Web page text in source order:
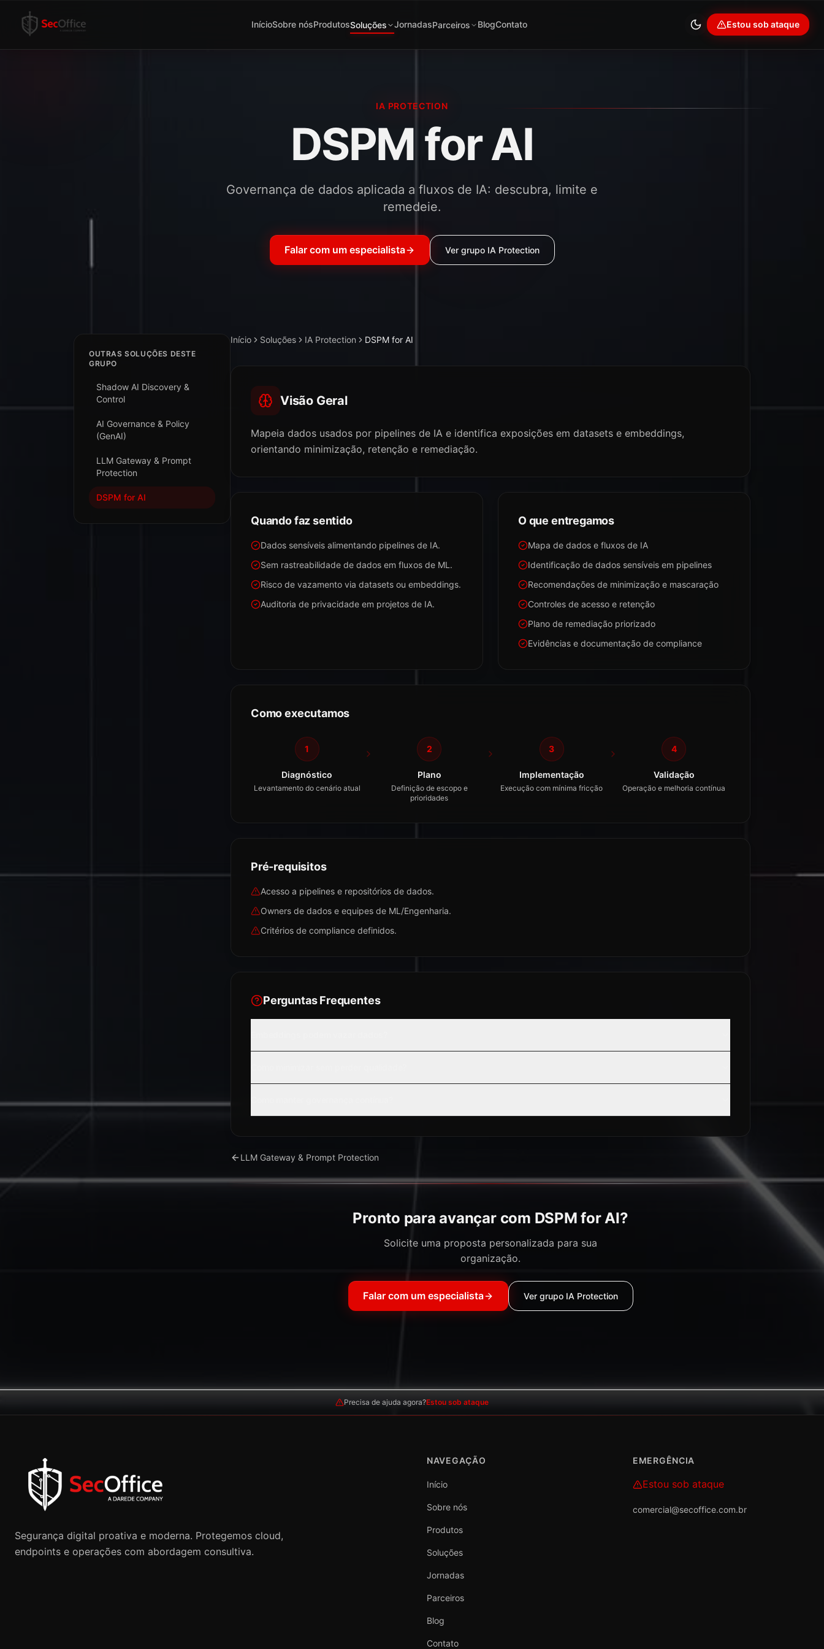
InícioSobre nósProdutosSoluções JornadasParceiros BlogContato Estou sob ataque
IA PROTECTION
DSPM for AI
Governança de dados aplicada a fluxos de IA: descubra, limite e
remedeie.
Falar com um especialista Ver grupo IA Protection
OUTRAS SOLUÇÕES DESTE
GRUPO
Shadow AI Discovery &
Control
AI Governance & Policy
(GenAI)
LLM Gateway & Prompt
Protection
DSPM for AI
Início Soluções IA Protection DSPM for AI
Visão Geral
Mapeia dados usados por pipelines de IA e identifica exposições em datasets e embeddings,
orientando minimização, retenção e remediação.
Quando faz sentido
Dados sensíveis alimentando pipelines de IA.
Sem rastreabilidade de dados em fluxos de ML.
Risco de vazamento via datasets ou embeddings.
Auditoria de privacidade em projetos de IA.
O que entregamos
Mapa de dados e fluxos de IA
Identificação de dados sensíveis em pipelines
Recomendações de minimização e mascaração
Controles de acesso e retenção
Plano de remediação priorizado
Evidências e documentação de compliance
Como executamos
1
Diagnóstico
Levantamento do cenário atual
2
Plano
Definição de escopo e
prioridades
3
Implementação
Execução com mínima fricção
4
Validação
Operação e melhoria contínua
Pré-requisitos
Acesso a pipelines e repositórios de dados.
Owners de dados e equipes de ML/Engenharia.
Critérios de compliance definidos.
Perguntas Frequentes
LLM Gateway & Prompt Protection
Pronto para avançar com DSPM for AI?
Solicite uma proposta personalizada para sua
organização.
Falar com um especialista Ver grupo IA Protection
Precisa de ajuda agora?Estou sob ataque
Segurança digital proativa e moderna. Protegemos cloud,
endpoints e operações com abordagem consultiva.
NAVEGAÇÃO
Início
Sobre nós
Produtos
Soluções
Jornadas
Parceiros
Blog
Contato
EMERGÊNCIA
Estou sob ataque
comercial@secoffice.com.br